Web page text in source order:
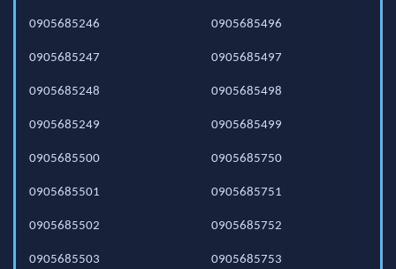
0905685246
0905685247
0905685248
0905685249
0905685496
0905685497
0905685498
0905685499
0905685500
0905685501
0905685502
0905685503
0905685750
0905685751
0905685752
0905685753